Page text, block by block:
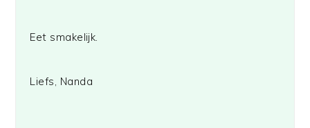
Eet smakelijk.
Liefs, Nanda